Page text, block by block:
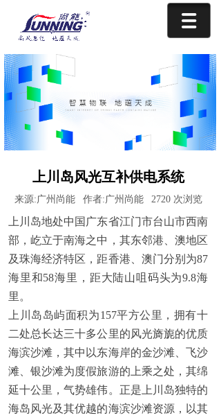
上川岛风光互补供电系统
来源:广州尚能 作者:广州尚能 2720 次浏览
上川岛地处中国广东省江门市台山市西南
部，屹立于南海之中，其东邻港、澳地区
及珠海经济特区，距香港、澳门分别为87
海里和58海里，距大陆山咀码头为9.8海
里。
上川岛岛屿面积为157平方公里，拥有十
二处总长达三十多公里的风光旖旎的优质
海滨沙滩，其中以东海岸的金沙滩、飞沙
滩、银沙滩为度假旅游的上乘之处，其绵
延十公里，气势雄伟。正是上川岛独特的
海岛风光及其优越的海滨沙滩资源，以其